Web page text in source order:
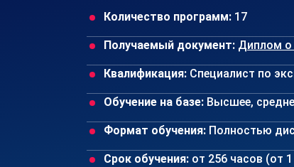
Количество программ: 17
Получаемый документ: Диплом о
Квалификация: Специалист по
Обучение на базе: Высшее,
Формат обучения: Полностью
Срок обучения: от 256 часов (от